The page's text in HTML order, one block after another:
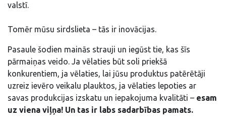
valstī.
Tomēr mūsu sirdslieta – tās ir inovācijas.
Pasaule šodien mainās strauji un iegūst tie, kas šīs
pārmaiņas veido. Ja vēlaties būt soli priekšā
konkurentiem, ja vēlaties, lai jūsu produktus patērētāji
uzreiz ievēro veikalu plauktos, ja vēlaties lepoties ar
savas produkcijas izskatu un iepakojuma kvalitāti – esam
uz viena viļņa! Un tas ir labs sadarbības pamats.